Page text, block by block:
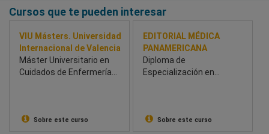
Cursos que te pueden interesar
VIU Másters. Universidad
Internacional de Valencia
Máster Universitario en
Cuidados de Enfermería
Sobre este curso
EDITORIAL MÉDICA
PANAMERICANA
Diploma de
Especialización en
Sobre este curso